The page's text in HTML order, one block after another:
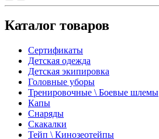
Каталог товаров
Сертификаты
Детская одежда
Детская экипировка
Головные уборы
Тренировочные \ Боевые шлемы
Капы
Снаряды
Скакалки
Тейп \ Кинозеотейпы